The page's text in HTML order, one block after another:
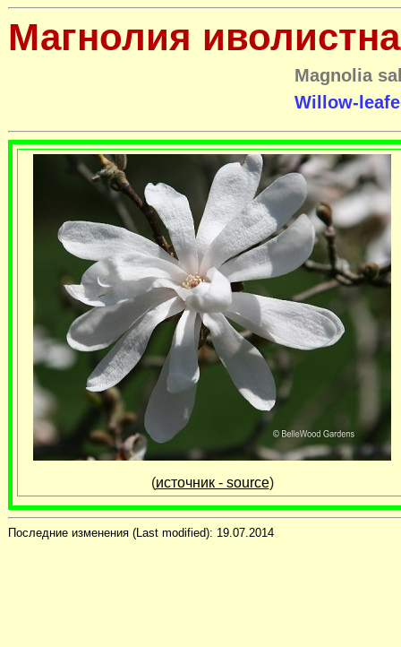
Магнолия
Magnolia
Willow-
(источник - source)
Последние изменения (Last modified): 19.07.2014